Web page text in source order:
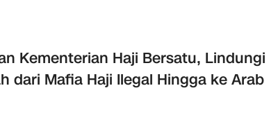
Kementerian Haji Bersatu, Lindungi
dari Mafia Haji Ilegal Hingga ke Arab